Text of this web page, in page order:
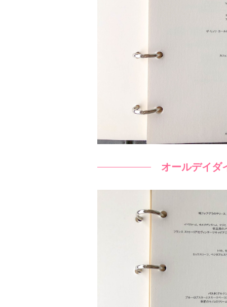
オールデイダ